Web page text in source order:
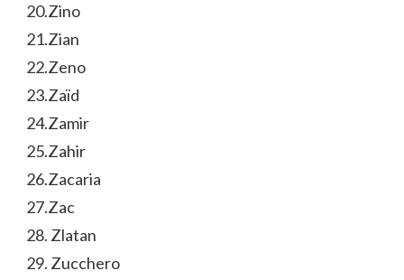
20.Zino
21.Zian
22.Zeno
23.Zaïd
24.Zamir
25.Zahir
26.Zacaria
27.Zac
28. Zlatan
29. Zucchero